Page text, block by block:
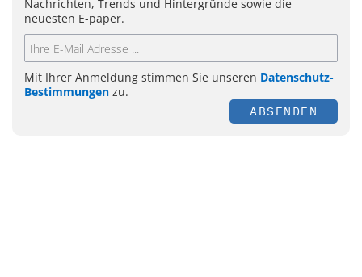
Nachrichten, Trends und Hintergründe sowie die
neuesten E-paper.
Mit Ihrer Anmeldung stimmen Sie unseren Datenschutz-
Bestimmungen zu.
ABSENDEN